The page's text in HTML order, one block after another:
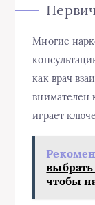
Многие
как врач
внимателен
играет
чтобы